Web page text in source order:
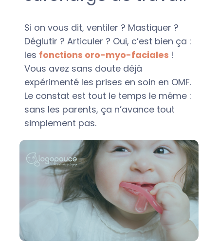
Si on vous dit, ventiler ? Mastiquer ?
Déglutir ? Articuler ? Oui, c’est bien ça :
les fonctions oro-myo-faciales !
Vous avez sans doute déjà
expérimenté les prises en soin en OMF.
Le constat est tout le temps le même :
sans les parents, ça n’avance tout
simplement pas.